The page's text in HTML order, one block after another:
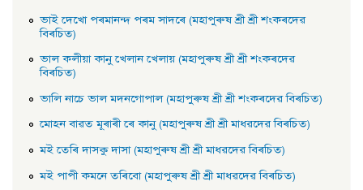
ভাই দেখাে পৰমানন্দ পৰম সাদৰে (মহাপুৰুষ শ্ৰী শ্ৰী শংকৰদেৱ
বিৰচিত)
ভাল কলীয়া কানু খেলান খেলায় (মহাপুৰুষ শ্ৰী শ্ৰী শংকৰদেৱ
বিৰচিত)
ভালি নাচে ভাল মদনগােপাল (মহাপুৰুষ শ্ৰী শ্ৰী শংকৰদেৱ বিৰচিত)
মােহন বাৱত মূৰাৰী ৰে কানু (মহাপুৰুষ শ্ৰী শ্ৰী মাধৱদেৱ বিৰচিত)
মই তেৰি দাসকু দাসা (মহাপুৰুষ শ্ৰী শ্ৰী মাধৱদেৱ বিৰচিত)
মই পাপী কমনে তৰিবাে (মহাপুৰুষ শ্ৰী শ্ৰী মাধৱদেৱ বিৰচিত)